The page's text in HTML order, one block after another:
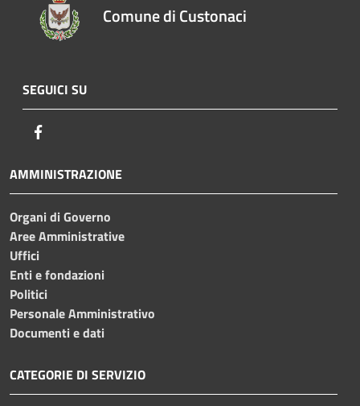
Comune di Custonaci
SEGUICI SU
AMMINISTRAZIONE
Organi di Governo
Aree Amministrative
Uffici
Enti e fondazioni
Politici
Personale Amministrativo
Documenti e dati
CATEGORIE DI SERVIZIO